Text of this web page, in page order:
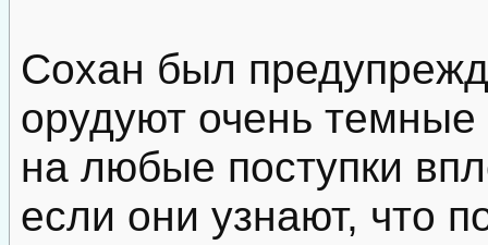
Сохан был
орудуют очень темные
на любые поступки
если они узнают, что